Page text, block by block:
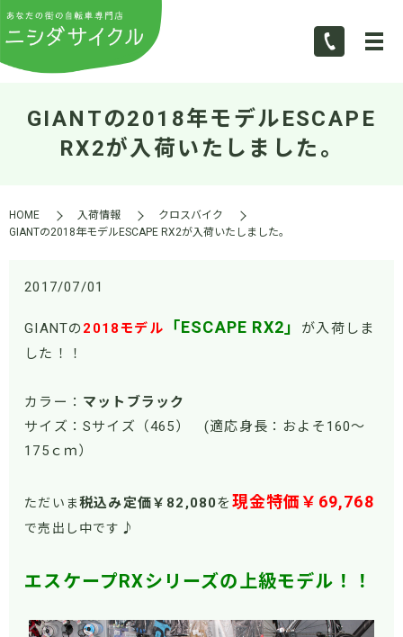
GIANTの2018年モデルESCAPE
RX2が入荷いたしました。
HOME 入荷情報
クロスバイク
GIANTの2018年モデルESCAPE RX2が入荷いたしました。
2017/07/01
GIANTの 2018モデル 「ESCAPE RX2」
が入荷しま
した！！
カラー： マットブラック
サイズ：Sサイズ（465） (適応身長：およそ160～
175ｃｍ）
ただいま税込み定価￥82 ,080を 現金特価￥69,768
で売出し中です ♪
エスケープRXシリーズの上級モデル！！